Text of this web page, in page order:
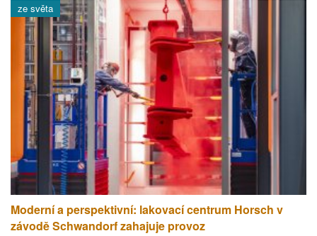
ze světa
Moderní a perspektivní: lakovací centrum Horsch v
závodě Schwandorf zahajuje provoz